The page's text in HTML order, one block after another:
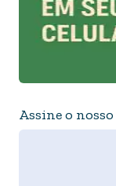
Assine o